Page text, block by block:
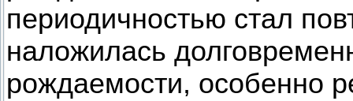
периодичностью стал
наложилась
рождаемости, особенно